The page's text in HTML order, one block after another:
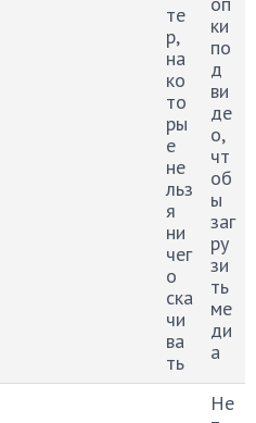
те
р,
на
ко
то
ры
е
не
льз
я
ни
чег
о
ска
чи
ва
ть
ки
по
д
ви
де
о,
чт
об
ы
заг
ру
зи
ть
ме
ди
а
Не